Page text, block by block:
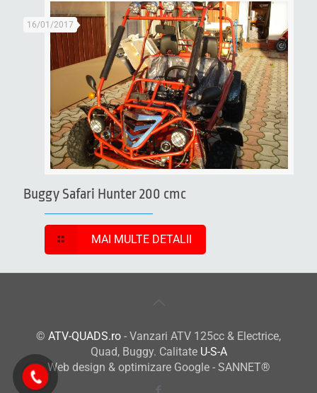
16/01/2017
Buggy Safari Hunter 200 cmc
MAI MULTE DETALII
© ATV-QUADS.ro - Vanzari ATV 125cc & Electrice,
Quad, Buggy. Calitate U-S-A
Web design & optimizare Google - SANNET®